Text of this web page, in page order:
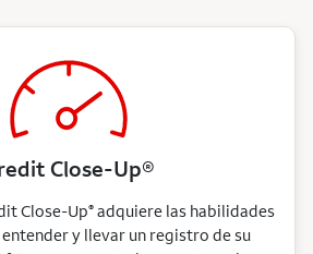
Close-Up®
Close-Up® adquiere las habilidades
entender y llevar un registro de su